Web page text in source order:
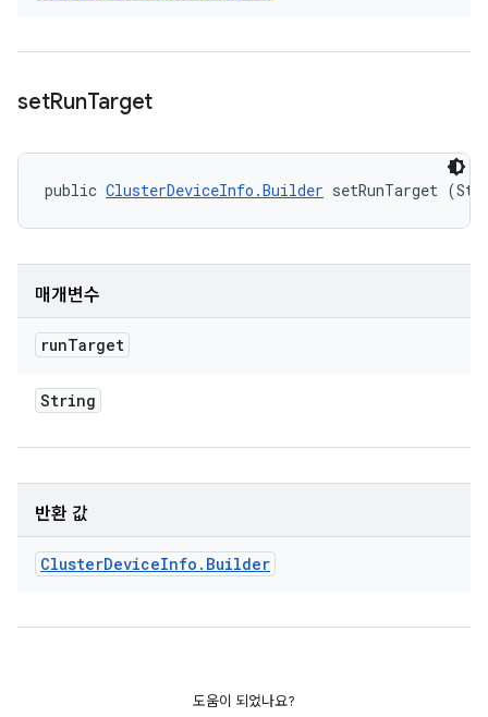
setRunTarget
public ClusterDeviceInfo.Builder setRunTarget
매개변수
runTarget
String
반환 값
ClusterDeviceInfo . Builder
도움이 되었나요?